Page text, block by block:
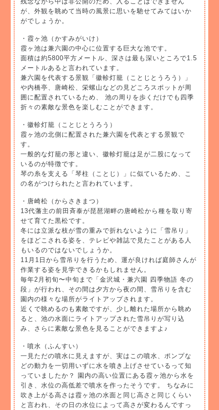
が、外観を眺めて当時の風景に思いを馳せてみてはいか
がでしょうか。
・霞ヶ池（かすみがいけ）
霞ヶ池は兼六園の中心に位置する巨大な池です。
面積は約5800平方メートル、深さは最も深いところで1.5
メートルあると言われています。
兼六園を代表する景観「徽軫灯籠（ことじとうろう）」
や内橋亭、唐崎松、栄螺山などの見どころスポットが周
囲に配置されているため、 池の周りを歩くだけでも四季
折々の素敵な景色を楽しむことができます。
・徽軫灯籠（ことじとうろう）
霞ヶ池の北側に配置された兼六園を代表とする景観で
す。
一般的な灯籠の形と違い、徽軫灯籠は足が二股になって
いるのが特徴です。
琴の糸を支える「琴柱（ことじ）」に似ているため、こ
の名がつけられたと言われています。
・唐崎松（からさきまつ）
13代藩主の前田斉泰が琵琶湖畔の唐崎松から種を取り寄
せて育てた黒松です。
冬には立派な枝が雪の重みで折れないように「雪吊り」
をほどこされる姿を、テレビや雑誌で見たことがある人
もいるのではないでしょうか。
11月1日から雪吊りを行うため、運が良ければ庭師さんが
作業する姿を見学できるかもしれません。
毎年2月初旬〜中旬まで「金沢城・兼六園 四季物語 冬の
段」が行われ、その間は夕方から夜の間、雪吊りを含む
園内の様々な場所がライトアップされます。
近くで眺めるのも素敵ですが、少し離れた場所から眺め
ると、池の水面にライトアップされた雪吊りが写り込
み、さらに素敵な景色を見ることができますよ♪
・噴水（ふんすい）
一見ただの噴水に見えますが、実はこの噴水、ポンプな
どの動力を一切用いずに水を噴き上げさせているって知
っていましたか？ 園内の高い位置にある霞ヶ池から水を
引き、水位の高低差で噴水を作ったそうです。 ちなみに
吹き上がる高さは霞ヶ池の水面と同じ高さと同じくらい
と言われ、その日の水位によって高さが変わるんですっ